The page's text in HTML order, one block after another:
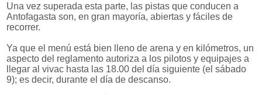
Una vez superada esta parte, las pistas que conducen a
Antofagasta son, en gran mayoría, abiertas y fáciles de
recorrer.
Ya que el menú está bien lleno de arena y en kilómetros, un
aspecto del reglamento autoriza a los pilotos y equipajes a
llegar al vivac hasta las 18.00 del día siguiente (el sábado
9); es decir, durante el día de descanso.